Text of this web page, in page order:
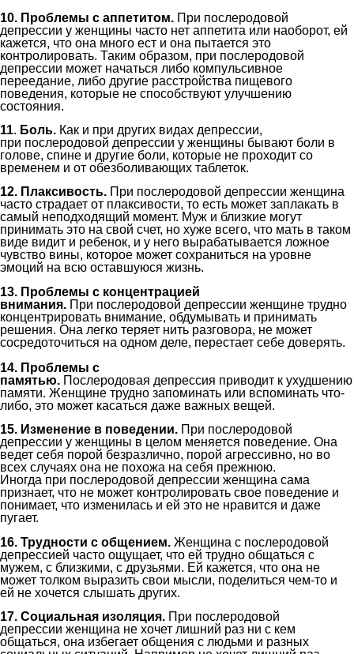
10. Проблемы с аппетитом. При послеродовой
депрессии у женщины часто нет аппетита или наоборот, ей
кажется, что она много ест и она пытается это
контролировать. Таким образом, при послеродовой
депрессии может начаться либо компульсивное
переедание, либо другие расстройства пищевого
поведения, которые не способствуют улучшению
состояния.
11. Боль. Как и при других видах депрессии,
при послеродовой депрессии у женщины бывают боли в
голове, спине и другие боли, которые не проходит со
временем и от обезболивающих таблеток.
12. Плаксивость. При послеродовой депрессии женщина
часто страдает от плаксивости, то есть может заплакать в
самый неподходящий момент. Муж и близкие могут
принимать это на свой счет, но хуже всего, что мать в таком
виде видит и ребенок, и у него вырабатывается ложное
чувство вины, которое может сохраниться на уровне
эмоций на всю оставшуюся жизнь.
13. Проблемы с концентрацией
внимания. При послеродовой депрессии женщине трудно
концентрировать внимание, обдумывать и принимать
решения. Она легко теряет нить разговора, не может
сосредоточиться на одном деле, перестает себе доверять.
14. Проблемы с
памятью. Послеродовая депрессия приводит к ухудшению
памяти. Женщине трудно запоминать или вспоминать что-
либо, это может касаться даже важных вещей.
15. Изменение в поведении. При послеродовой
депрессии у женщины в целом меняется поведение. Она
ведет себя порой безразлично, порой агрессивно, но во
всех случаях она не похожа на себя прежнюю.
Иногда при послеродовой депрессии женщина сама
признает, что не может контролировать свое поведение и
понимает, что изменилась и ей это не нравится и даже
пугает.
16. Трудности с общением. Женщина с послеродовой
депрессией часто ощущает, что ей трудно общаться с
мужем, с близкими, с друзьями. Ей кажется, что она не
может толком выразить свои мысли, поделиться чем-то и
ей не хочется слышать других.
17. Социальная изоляция. При послеродовой
депрессии женщина не хочет лишний раз ни с кем
общаться, она избегает общения с людьми и разных